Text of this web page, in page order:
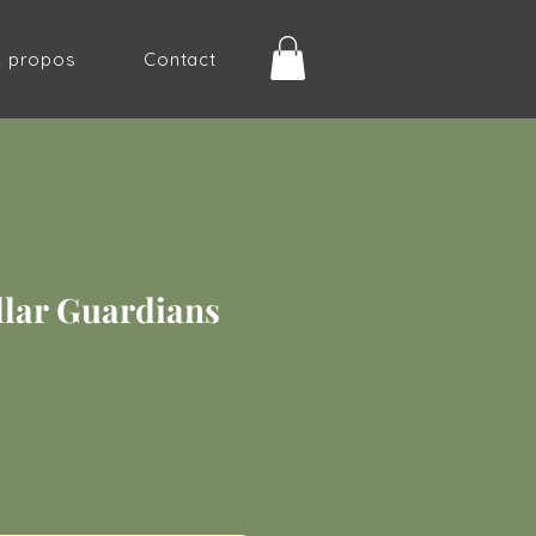
propos Contact
Guardians